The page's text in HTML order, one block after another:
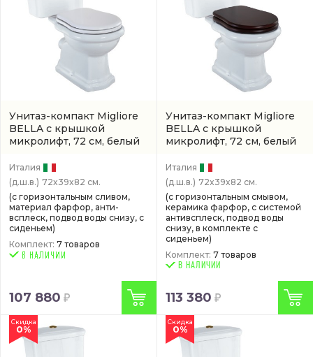
Унитаз-компакт Migliore
BELLA с крышкой
микролифт, 72 см, белый
Италия
(д.ш.в.) 72x39x82 см.
(с горизонтальным сливом,
материал фарфор, анти-
всплеск, подвод воды снизу, с
сиденьем)
Комплект: 7 товаров
107 880
Унитаз-компакт Migliore
BELLA с крышкой
микролифт, 72 см, белый
Италия
(д.ш.в.) 72x39x82 см.
(с горизонтальным смывом,
керамика фарфор, с системой
антивсплеск, подвод воды
снизу, в комплекте с
сиденьем)
Комплект: 7 товаров
В НАЛИЧИИ
113 380
Скидка
0%
Скидка
0%